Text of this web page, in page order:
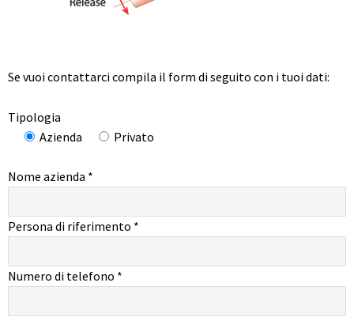
Se vuoi contattarci compila il form di seguito con i tuoi dati:
Tipologia
Azienda
Privato
Nome azienda *
Persona di riferimento *
Numero di telefono *